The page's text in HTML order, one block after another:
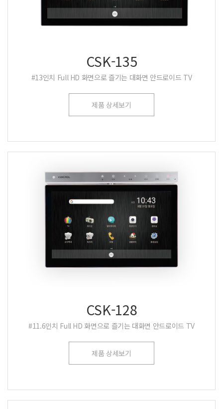
CSK-135
#13인치 Full HD 화면으로 즐기는 대화면 안드로이드 TV
제품 상세보기
CSK-128
#11.6인치 Full HD 화면으로 즐기는 대화면 안드로이드 TV
제품 상세보기